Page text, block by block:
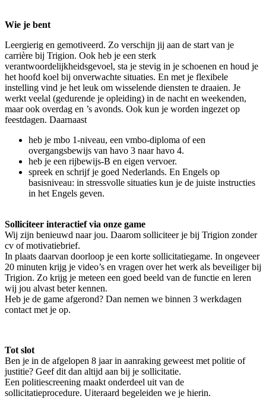
Wie je bent
Leergierig en gemotiveerd. Zo verschijn jij aan de start van je
carrière bij Trigion. Ook heb je een sterk
verantwoordelijkheidsgevoel, sta je stevig in je schoenen en houd je
het hoofd koel bij onverwachte situaties. En met je flexibele
instelling vind je het leuk om wisselende diensten te draaien. Je
werkt veelal (gedurende je opleiding) in de nacht en weekenden,
maar ook overdag en ’s avonds. Ook kun je worden ingezet op
feestdagen. Daarnaast
heb je mbo 1-niveau, een vmbo-diploma of een
overgangsbewijs van havo 3 naar havo 4.
heb je een rijbewijs-B en eigen vervoer.
spreek en schrijf je goed Nederlands. En Engels op
basisniveau: in stressvolle situaties kun je de juiste instructies
in het Engels geven.
Solliciteer interactief via onze game
Wij zijn benieuwd naar jou. Daarom solliciteer je bij Trigion zonder
cv of motivatiebrief.
In plaats daarvan doorloop je een korte sollicitatiegame. In ongeveer
20 minuten krijg je video’s en vragen over het werk als beveiliger bij
Trigion. Zo krijg je meteen een goed beeld van de functie en leren
wij jou alvast beter kennen.
Heb je de game afgerond? Dan nemen we binnen 3 werkdagen
contact met je op.
Tot slot
Ben je in de afgelopen 8 jaar in aanraking geweest met politie of
justitie? Geef dit dan altijd aan bij je sollicitatie.
Een politiescreening maakt onderdeel uit van de
sollicitatieprocedure. Uiteraard begeleiden we je hierin.